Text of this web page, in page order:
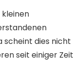
scheint dies nicht
seit einiger Zeit